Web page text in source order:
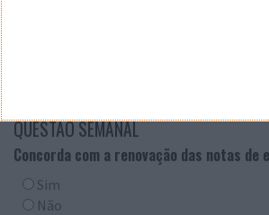
QUESTÃO SEMANAL
Concorda com a renovação das notas de
Sim
Não